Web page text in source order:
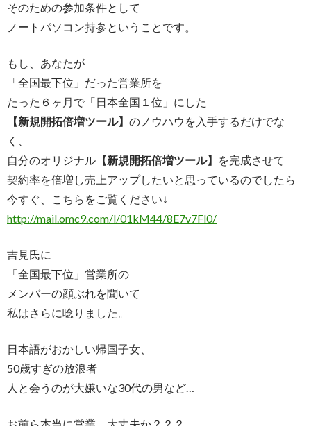
そのための参加条件として
ノートパソコン持参ということです。
もし、あなたが
「全国最下位」だった営業所を
たった６ヶ月で「日本全国１位」にした
【新規開拓倍増ツール】 のノウハウを入手するだけでな
く、
自分のオリジナル 【新規開拓倍増ツール】
を完成させて
契約率を倍増し売上アップしたいと思っているのでしたら
今すぐ、こちらをご覧ください↓
http://mail.omc9.com/l/01kM44/8E7v7Fl0/
吉見氏に
「全国最下位」営業所の
メンバーの顔ぶれを聞いて
私はさらに唸りました。
日本語がおかしい帰国子女、
50歳すぎの放浪者
人と会うのが大嫌いな30代の男など…